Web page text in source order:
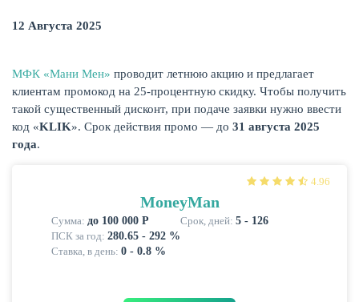
12 Августа 2025
МФК «Мани Мен» проводит летнюю акцию и предлагает
клиентам промокод на 25-процентную скидку. Чтобы получить
такой существенный дисконт, при подаче заявки нужно ввести
код «KLIK». Срок действия промо — до 31 августа 2025
года.
4.96
MoneyMan
Сумма: до 100 000 Р Срок, дней: 5 - 126
ПСК за год: 280.65 - 292 %
Ставка, в день: 0 - 0.8 %